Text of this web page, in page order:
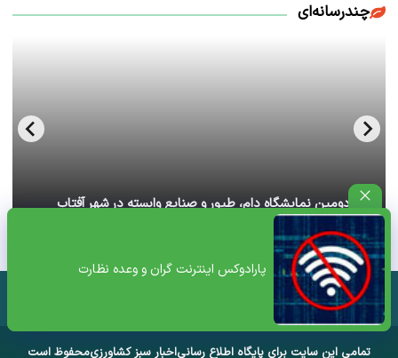
پارادوکس اینترنت گران و وعده نظارت
چندرسانه‌ای
آغاز دومین نمایشگاه دام، طیور و صنایع وابسته در شهر آفتاب
تهران+ ویدئو
تمامی این سایت برای پایگاه اطلاع رسانیاخبار سبز کشاورزیمحفوظ است